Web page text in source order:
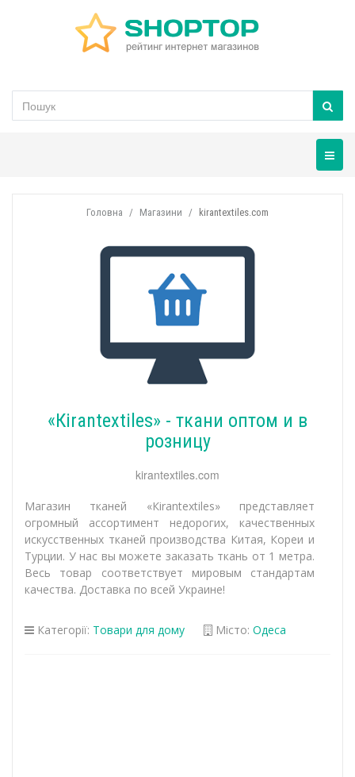
Головна Магазини kirantextiles.com
«Кirantextiles» - ткани оптом и в
розницу
kirantextiles.com
Магазин тканей «Кirantextiles» представляет
огромный ассортимент недорогих, качественных
искусственных тканей производства Китая, Кореи и
Турции. У нас вы можете заказать ткань от 1 метра.
Весь товар соответствует мировым стандартам
качества. Доставка по всей Украине!
Категорії: Товари для дому Місто: Одеса